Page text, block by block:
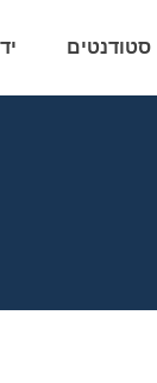
סטודנטים